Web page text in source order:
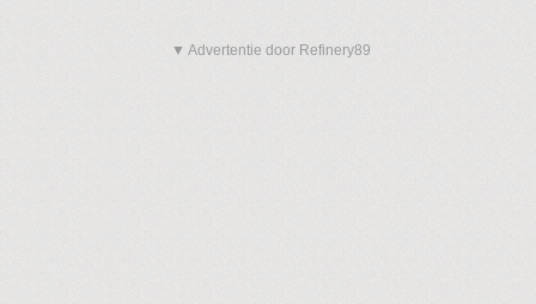
▼ Advertentie door Refinery89